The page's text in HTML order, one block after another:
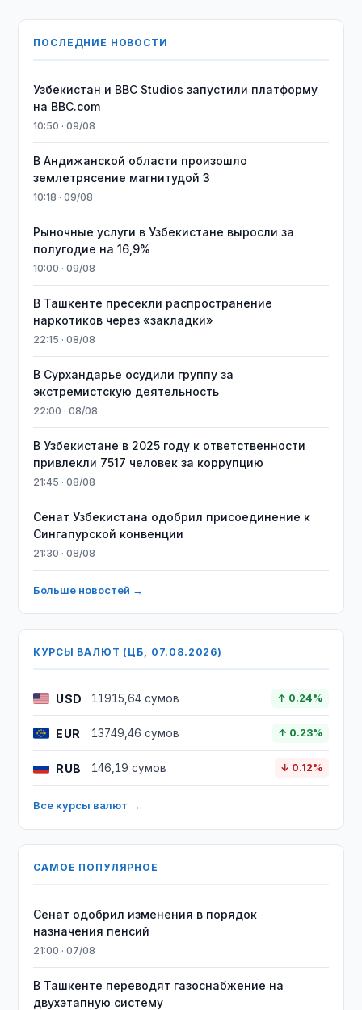
ПОСЛЕДНИЕ НОВОСТИ
Узбекистан и BBC Studios запустили платформу
на BBC.com
10:50 · 09/08
В Андижанской области произошло
землетрясение магнитудой 3
10:18 · 09/08
Рыночные услуги в Узбекистане выросли за
полугодие на 16,9%
10:00 · 09/08
В Ташкенте пресекли распространение
наркотиков через «закладки»
22:15 · 08/08
В Сурхандарье осудили группу за
экстремистскую деятельность
22:00 · 08/08
В Узбекистане в 2025 году к ответственности
привлекли 7517 человек за коррупцию
21:45 · 08/08
Сенат Узбекистана одобрил присоединение к
Сингапурской конвенции
21:30 · 08/08
Больше новостей →
КУРСЫ ВАЛЮТ (ЦБ, 07.08.2026)
USD 11915,64 сумов ↑ 0.24%
EUR 13749,46 сумов ↑ 0.23%
RUB 146,19 сумов ↓ 0.12%
Все курсы валют →
САМОЕ ПОПУЛЯРНОЕ
Сенат одобрил изменения в порядок
назначения пенсий
21:00 · 07/08
В Ташкенте переводят газоснабжение на
двухэтапную систему